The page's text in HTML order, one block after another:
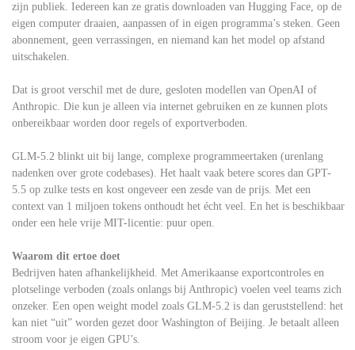
zijn publiek. Iedereen kan ze gratis downloaden van Hugging Face, op de
eigen computer draaien, aanpassen of in eigen programma’s steken. Geen
abonnement, geen verrassingen, en niemand kan het model op afstand
uitschakelen.
Dat is groot verschil met de dure, gesloten modellen van OpenAI of
Anthropic. Die kun je alleen via internet gebruiken en ze kunnen plots
onbereikbaar worden door regels of exportverboden.
GLM-5.2 blinkt uit bij lange, complexe programmeertaken (urenlang
nadenken over grote codebases). Het haalt vaak betere scores dan GPT-
5.5 op zulke tests en kost ongeveer een zesde van de prijs. Met een
context van 1 miljoen tokens onthoudt het écht veel. En het is beschikbaar
onder een hele vrije MIT-licentie: puur open.
Waarom dit ertoe doet
Bedrijven haten afhankelijkheid. Met Amerikaanse exportcontroles en
plotselinge verboden (zoals onlangs bij Anthropic) voelen veel teams zich
onzeker. Een open weight model zoals GLM-5.2 is dan geruststellend: het
kan niet “uit” worden gezet door Washington of Beijing. Je betaalt alleen
stroom voor je eigen GPU’s.